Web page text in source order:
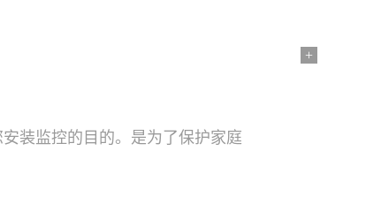
装监控的目的。是为了保护家庭
+